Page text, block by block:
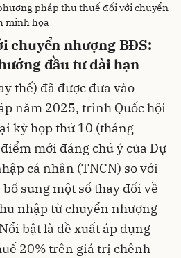
pháp thu thuế đối với chuyển
minh họa
chuyển nhượng BĐS:
đầu tư dài hạn
thế) đã được đưa vào
năm 2025, trình Quốc hội
kỳ họp thứ 10 (tháng
mới đáng chú ý của Dự
cá nhân (TNCN) so với
sung một số thay đổi về
nhập từ chuyển nhượng
bật là đề xuất áp dụng
20% trên giá trị chênh